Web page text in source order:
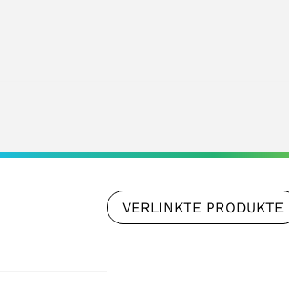
VERLINKTE PRODUKTE